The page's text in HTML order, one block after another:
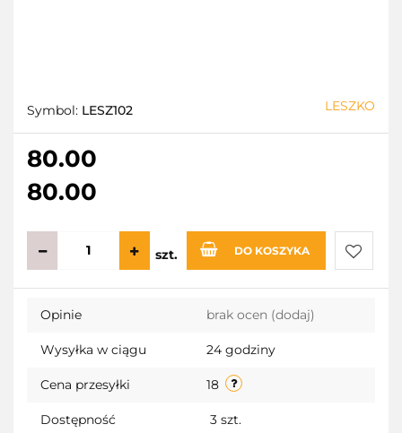
Symbol: LESZ102 LESZKO
80.00
80.00
szt. DO KOSZYKA
Do
Opinie brak ocen (dodaj)
Wysyłka w ciągu 24 godziny
Cena przesyłki 18
Dostępność 3 szt.